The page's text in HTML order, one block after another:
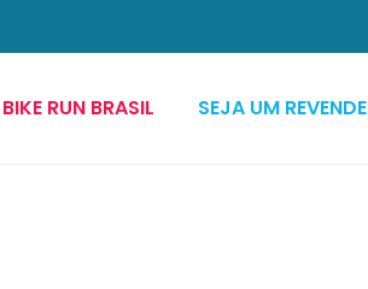
BIKE RUN BRASIL SEJA UM